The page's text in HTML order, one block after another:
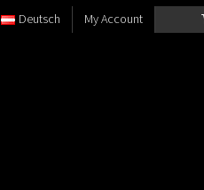
Deutsch My Account